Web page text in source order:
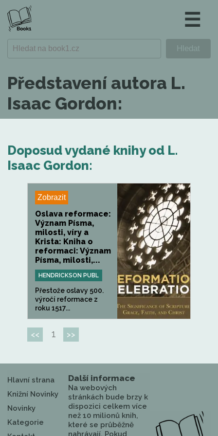
☰
Představení autora L.
Isaac Gordon:
Doposud vydané knihy od L.
Isaac Gordon:
Zobrazit
Oslava reformace:
Význam Písma,
milosti, víry a
Krista: Kniha o
reformaci: Význam
Písma, milosti,...
HENDRICKSON PUBL
Přestože oslavy 500.
výročí reformace z
roku 1517...
<< 1 >>
Hlavní strana
Knižní Novinky
Novinky
Kategorie
Další informace
Na webových
stránkách bude brzy k
dispozici celkem více
než 10 milionů knih,
které se průběžně
nahrávají. Pokud